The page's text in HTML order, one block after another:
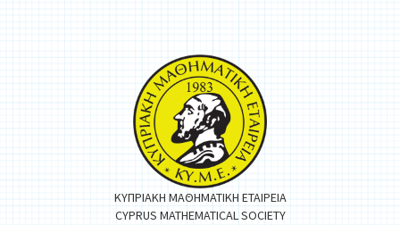
ΚΥΠΡΙΑΚΗ ΜΑΘΗΜΑΤΙΚΗ ΕΤΑΙΡΕΙΑ
CYPRUS MATHEMATICAL SOCIETY